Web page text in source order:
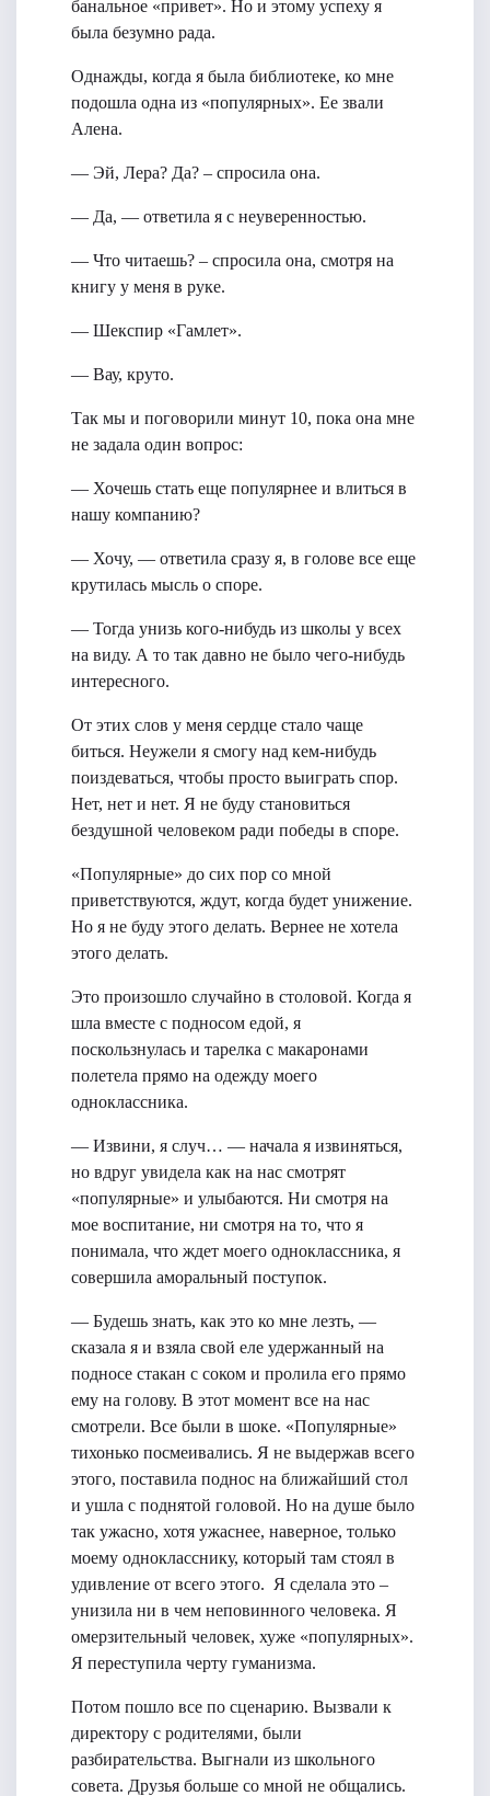
банальное «привет». Но и этому успеху я
была безумно рада.
Однажды, когда я была библиотеке, ко мне
подошла одна из «популярных». Ее звали
Алена.
— Эй, Лера? Да? – спросила она.
— Да, — ответила я с неуверенностью.
— Что читаешь? – спросила она, смотря на
книгу у меня в руке.
— Шекспир «Гамлет».
— Вау, круто.
Так мы и поговорили минут 10, пока она мне
не задала один вопрос:
— Хочешь стать еще популярнее и влиться в
нашу компанию?
— Хочу, — ответила сразу я, в голове все еще
крутилась мысль о споре.
— Тогда унизь кого-нибудь из школы у всех
на виду. А то так давно не было чего-нибудь
интересного.
От этих слов у меня сердце стало чаще
биться. Неужели я смогу над кем-нибудь
поиздеваться, чтобы просто выиграть спор.
Нет, нет и нет. Я не буду становиться
бездушной человеком ради победы в споре.
«Популярные» до сих пор со мной
приветствуются, ждут, когда будет унижение.
Но я не буду этого делать. Вернее не хотела
этого делать.
Это произошло случайно в столовой. Когда я
шла вместе с подносом едой, я
поскользнулась и тарелка с макаронами
полетела прямо на одежду моего
одноклассника.
— Извини, я случ… — начала я извиняться,
но вдруг увидела как на нас смотрят
«популярные» и улыбаются. Ни смотря на
мое воспитание, ни смотря на то, что я
понимала, что ждет моего одноклассника, я
совершила аморальный поступок.
— Будешь знать, как это ко мне лезть, —
сказала я и взяла свой еле удержанный на
подносе стакан с соком и пролила его прямо
ему на голову. В этот момент все на нас
смотрели. Все были в шоке. «Популярные»
тихонько посмеивались. Я не выдержав всего
этого, поставила поднос на ближайший стол
и ушла с поднятой головой. Но на душе было
так ужасно, хотя ужаснее, наверное, только
моему однокласснику, который там стоял в
удивление от всего этого. Я сделала это –
унизила ни в чем неповинного человека. Я
омерзительный человек, хуже «популярных».
Я переступила черту гуманизма.
Потом пошло все по сценарию. Вызвали к
директору с родителями, были
разбирательства. Выгнали из школьного
совета. Друзья больше со мной не общались.